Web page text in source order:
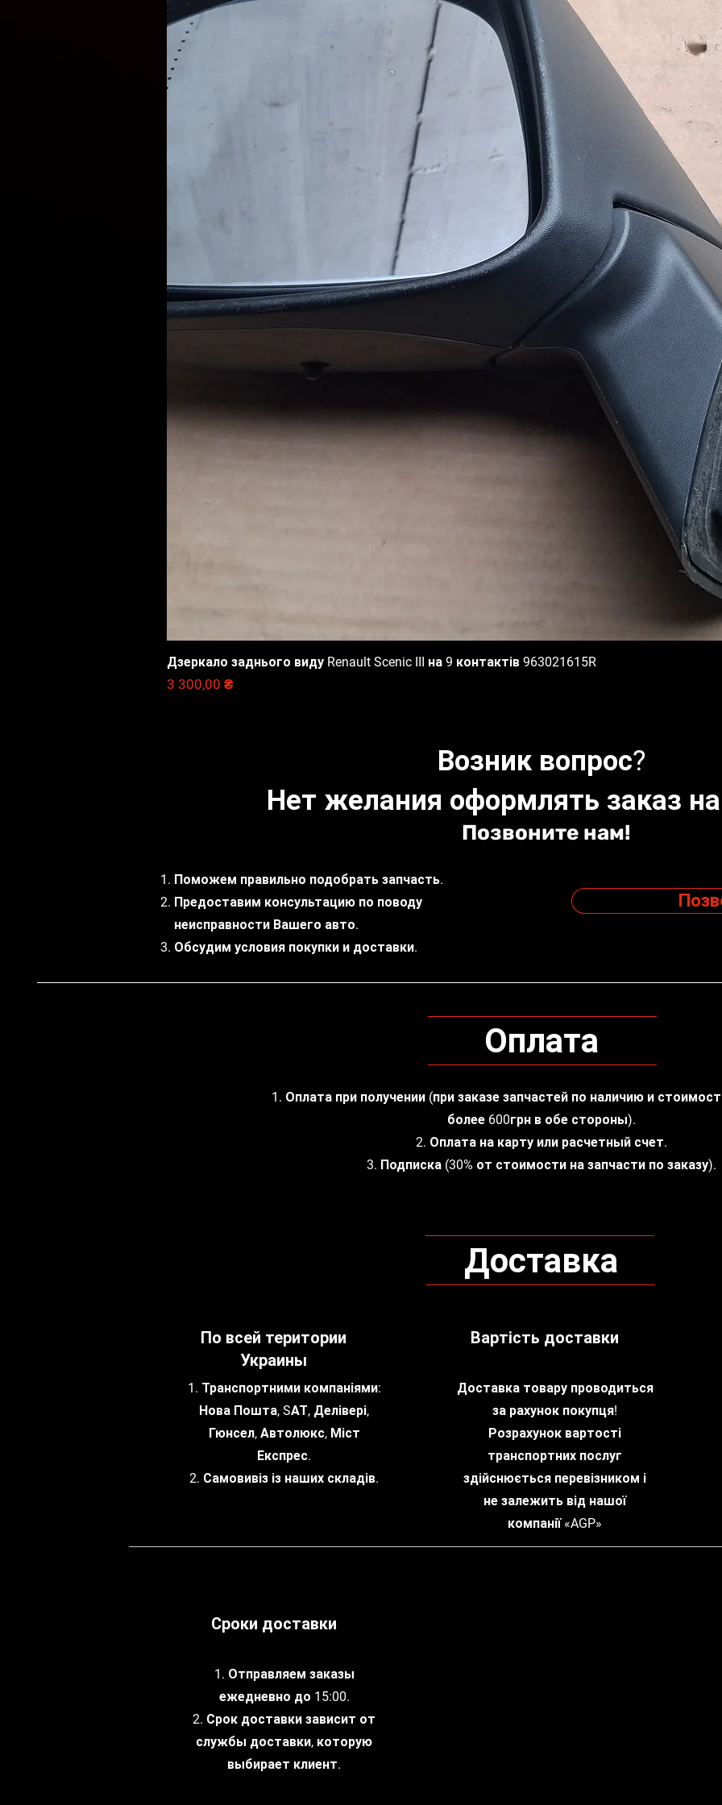
тестування, щоб забезпечити високу якість та надійність.
Розрахунок по перерахунку, на карту.
Оплата здійснюється при отриманні замовлення. Завдаток в
розмірі вартості доставки замовлення в обидві сторони.
Відправлення запчастин щодня до 16:00.
Доставка вибраною Вами службою доставки (САТ,
Наші фахівці готові проконсультувати з приводу вибору
запчастин, що відповідають вашим потребам та бюджету.
Быстрый просмотр
Дзеркало заднього виду Renault Scenic III на 9 контактів 963021615R
Цена
3 300,00 ₴
Возник вопрос?
Нет желания оформлять заказ на
Позвоните нам!
Поможем правильно подобрать запчасть.
Предоставим консультацию по поводу
неисправности Вашего авто.
Обсудим условия покупки и доставки.
Оплата
1. Оплата при получении (при заказе запчастей по наличию и
более 600грн в обе стороны).
2. Оплата на карту или расчетный счет.
3. Подписка (30% от стоимости на запчасти по заказу).
Доставка
По всей територии
Украины
1. Транспортними компаніями:
Нова Пошта, SАТ, Делівері,
Гюнсел, Автолюкс, Міст
Експрес.
2. Самовивіз із наших складів.
Вартість доставки
Доставка товару проводиться
за рахунок покупця!
Розрахунок вартості
транспортних послуг
здійснюється перевізником і
не залежить від нашої
компанії «AGP»
Сроки доставки
1. Отправляем заказы
ежедневно до 15:00.
2. Срок доставки зависит от
службы доставки, которую
выбирает клиент.